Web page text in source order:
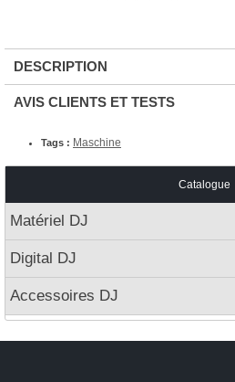
DESCRIPTION
AVIS CLIENTS ET TESTS
Tags : Maschine
Catalogue
Matériel DJ
Digital DJ
Accessoires DJ